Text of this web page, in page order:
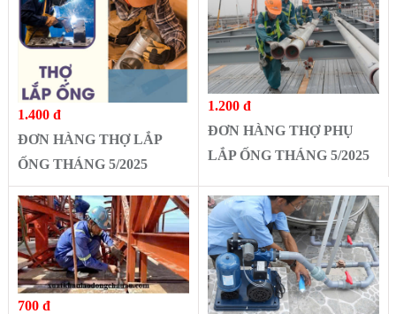
1.400 đ
ĐƠN HÀNG THỢ LẮP
ỐNG THÁNG 5/2025
1.200 đ
ĐƠN HÀNG THỢ PHỤ
LẮP ỐNG THÁNG 5/2025
700 đ